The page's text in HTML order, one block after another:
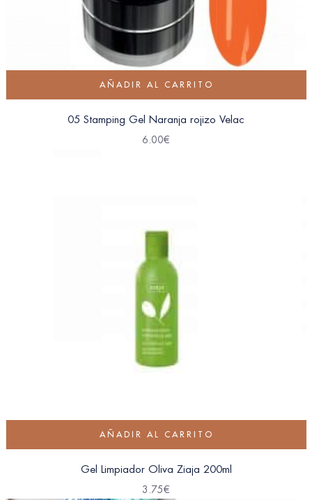
AÑADIR AL CARRITO
05 Stamping Gel Naranja rojizo Velac
6.00€
AÑADIR AL CARRITO
Gel Limpiador Oliva Ziaja 200ml
3.75€